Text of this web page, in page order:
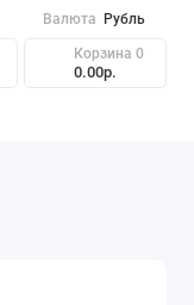
Валюта Рубль
Корзина 0
0.00р.